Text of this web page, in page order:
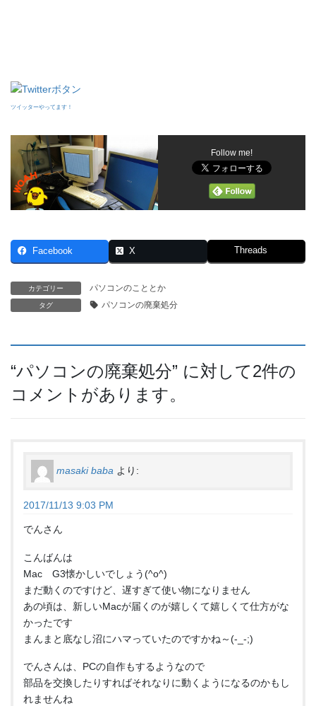
ツイッターやってます！
Follow me!
Facebook X Threads
カテゴリー パソコンのこととか
タグ パソコンの廃棄処分
“パソコンの廃棄処分” に対して2件の
コメントがあります。
masaki baba より:
2017/11/13 9:03 PM
でんさん
こんばんは
Mac G3懐かしいでしょう(^o^)
まだ動くのですけど、遅すぎて使い物になりません
あの頃は、新しいMacが届くのが嬉しくて嬉しくて仕方がな
かったです
まんまと底なし沼にハマっていたのですかね～(-_-;)
でんさんは、PCの自作もするようなので
部品を交換したりすればそれなりに動くようになるのかもし
れませんね